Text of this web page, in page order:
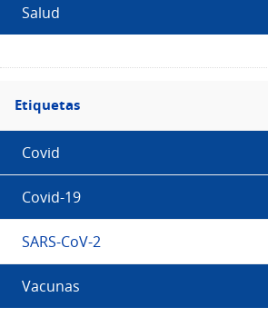
Salud
Filtro
Etiquetas
Etiquetas
Covid
Covid-19
SARS-CoV-2
Vacunas